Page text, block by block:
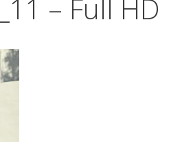
– Full HD